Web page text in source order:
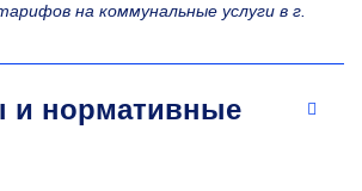
на коммунальные услуги в г.
и нормативные